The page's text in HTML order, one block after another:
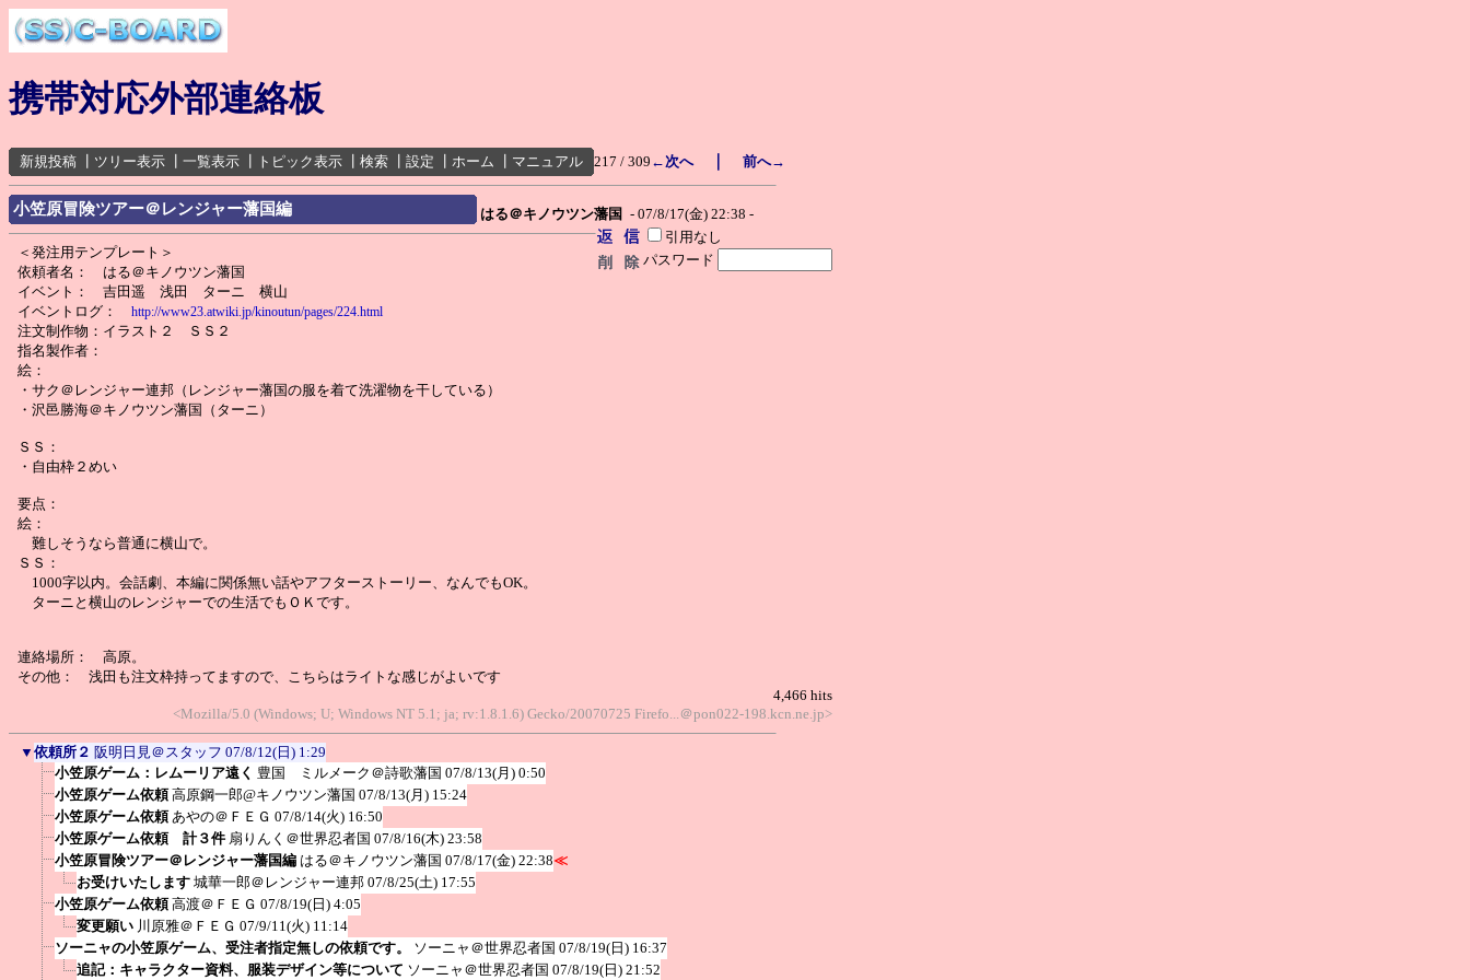
携帯対応外部連絡板
新規投稿 ツリー表示 一覧表示 トピック表示 検索 設定 ホーム マニュアル 217 / 309 ←次へ｜ 前へ→
小笠原冒険ツアー＠レンジャー藩国編 はる＠キノウツン藩国 - 07/8/17(金) 22:38 -
引用なし
パスワード
＜発注用テンプレート＞
依頼者名： はる＠キノウツン藩国
イベント： 吉田遥 浅田 ターニ 横山
イベントログ： http://www23.atwiki.jp/kinoutun/pages/224.html
注文制作物：イラスト２ ＳＳ２
指名製作者：
絵：
・サク＠レンジャー連邦（レンジャー藩国の服を着て洗濯物を干している）
・沢邑勝海＠キノウツン藩国（ターニ）
ＳＳ：
・自由枠２めい
要点：
絵：
難しそうなら普通に横山で。
ＳＳ：
1000字以内。会話劇、本編に関係無い話やアフターストーリー、なんでもOK。
ターニと横山のレンジャーでの生活でもＯＫです。
連絡場所： 高原。
その他： 浅田も注文枠持ってますので、こちらはライトな感じがよいです
4,466 hits
<Mozilla/5.0 (Windows; U; Windows NT 5.1; ja; rv:1.8.1.6) Gecko/20070725 Firefo...＠pon022-198.kcn.ne.jp>
▼ 依頼所２ 阪明日見＠スタッフ 07/8/12(日) 1:29
小笠原ゲーム：レムーリア遠く 豊国 ミルメーク＠詩歌藩国 07/8/13(月) 0:50
小笠原ゲーム依頼 高原鋼一郎@キノウツン藩国 07/8/13(月) 15:24
小笠原ゲーム依頼 あやの＠ＦＥＧ 07/8/14(火) 16:50
小笠原ゲーム依頼 計３件 扇りんく＠世界忍者国 07/8/16(木) 23:58
小笠原冒険ツアー＠レンジャー藩国編 はる＠キノウツン藩国 07/8/17(金) 22:38≪
お受けいたします 城華一郎＠レンジャー連邦 07/8/25(土) 17:55
小笠原ゲーム依頼 高渡＠ＦＥＧ 07/8/19(日) 4:05
変更願い 川原雅＠ＦＥＧ 07/9/11(火) 11:14
ソーニャの小笠原ゲーム、受注者指定無しの依頼です。
ソーニャ＠世界忍者国 07/8/19(日) 16:37
追記：キャラクター資料、服装デザイン等について ソーニャ＠世界忍者国 07/8/19(日) 21:52